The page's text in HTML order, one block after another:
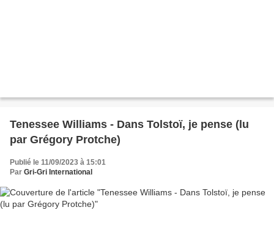
Tenessee Williams - Dans Tolstoï, je pense (lu
par Grégory Protche)
Publié le 11/09/2023 à 15:01
Par Gri-Gri International